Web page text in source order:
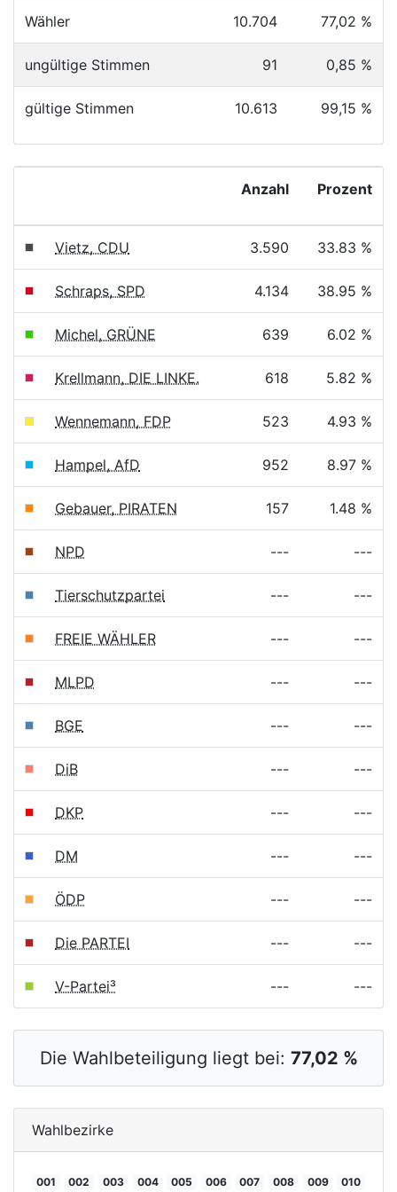
Wähler 10.704 77,02 %
ungültige Stimmen 91 0,85 %
gültige Stimmen 10.613 99,15 %
Anzahl Prozent
Vietz, CDU 3.590 33.83 %
Schraps, SPD 4.134 38.95 %
Michel, GRÜNE 639 6.02 %
Krellmann, DIE LINKE. 618 5.82 %
Wennemann, FDP 523 4.93 %
Hampel, AfD 952 8.97 %
Gebauer, PIRATEN 157 1.48 %
NPD --- ---
Tierschutzpartei --- ---
FREIE WÄHLER --- ---
MLPD --- ---
BGE --- ---
DiB --- ---
DKP --- ---
DM --- ---
ÖDP --- ---
Die PARTEI --- ---
V-Partei³ --- ---
Die Wahlbeteiligung liegt bei: 77,02 %
Wahlbezirke
001 002 003 004 005 006 007 008 009 010